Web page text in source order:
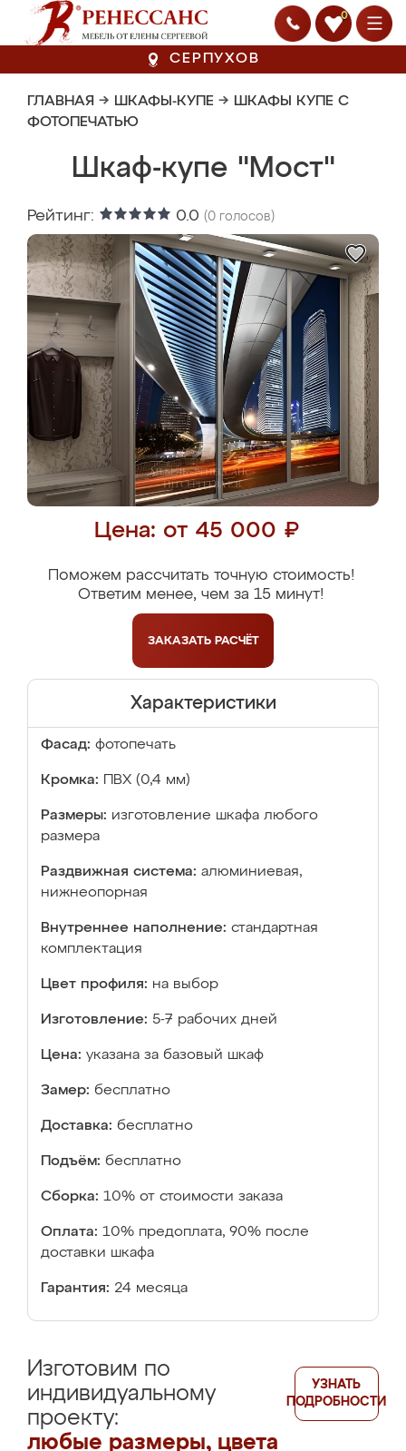
0
СЕРПУХОВ
ГЛАВНАЯ → ШКАФЫ-КУПЕ → ШКАФЫ КУПЕ С
ФОТОПЕЧАТЬЮ
Шкаф-купе "Мост"
Рейтинг: 0.0 (0 голосов)
Цена: от 45 000 ₽
Поможем рассчитать точную стоимость!
Ответим менее, чем за 15 минут!
ЗАКАЗАТЬ РАСЧЁТ
Характеристики
Фасад: фотопечать
Кромка: ПВХ (0,4 мм)
Размеры: изготовление шкафа любого
размера
Раздвижная система: алюминиевая,
нижнеопорная
Внутреннее наполнение: стандартная
комплектация
Цвет профиля: на выбор
Изготовление: 5-7 рабочих дней
Цена: указана за базовый шкаф
Замер: бесплатно
Доставка: бесплатно
Подъём: бесплатно
Сборка: 10% от стоимости заказа
Оплата: 10% предоплата, 90% после
доставки шкафа
Гарантия: 24 месяца
Изготовим по
индивидуальному
проекту:
любые размеры, цвета
УЗНАТЬ
ПОДРОБНОСТИ